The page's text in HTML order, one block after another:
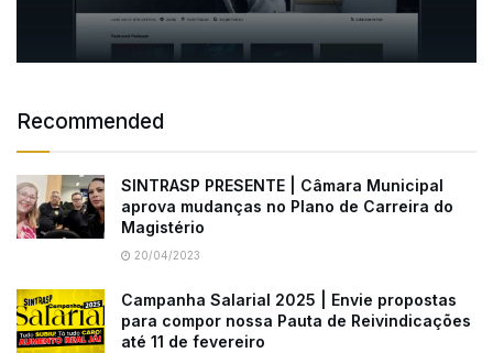
Recommended
SINTRASP PRESENTE | Câmara Municipal
aprova mudanças no Plano de Carreira do
Magistério
20/04/2023
Campanha Salarial 2025 | Envie propostas
para compor nossa Pauta de Reivindicações
até 11 de fevereiro